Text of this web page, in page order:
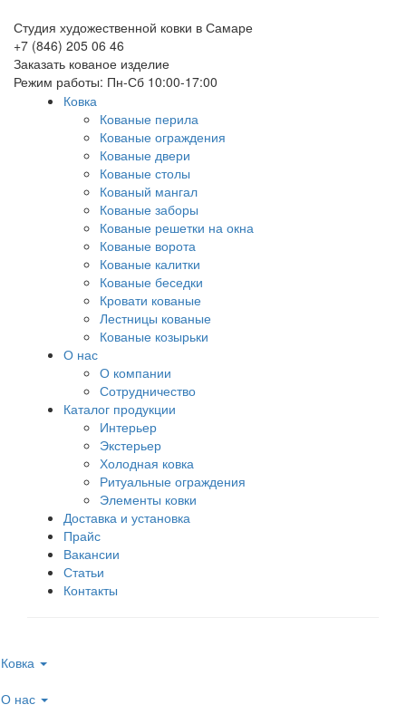
Студия художественной ковки в Самаре
+7 (846) 205 06 46
Заказать кованое изделие
Режим работы: Пн-Сб 10:00-17:00
Ковка
Кованые перила
Кованые ограждения
Кованые двери
Кованые столы
Кованый мангал
Кованые заборы
Кованые решетки на окна
Кованые ворота
Кованые калитки
Кованые беседки
Кровати кованые
Лестницы кованые
Кованые козырьки
О нас
О компании
Сотрудничество
Каталог продукции
Интерьер
Экстерьер
Холодная ковка
Ритуальные ограждения
Элементы ковки
Доставка и установка
Прайс
Вакансии
Статьи
Контакты
Ковка
О нас